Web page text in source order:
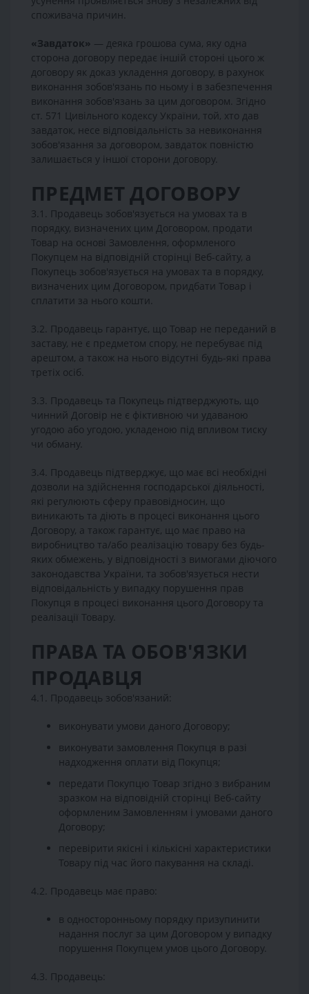
споживача причин.
«Завдаток» — деяка грошова сума, яку одна
сторона договору передає іншій стороні цього ж
договору як доказ укладення договору, в рахунок
виконання зобов'язань по ньому і в забезпечення
виконання зобов'язань за цим договором. Згідно
ст. 571 Цивільного кодексу України, той, хто дав
завдаток, несе відповідальність за невиконання
зобов'язання за договором, завдаток повністю
залишається у іншої сторони договору.
ПРЕДМЕТ ДОГОВОРУ
3.1. Продавець зобов'язується на умовах та в
порядку, визначених цим Договором, продати
Товар на основі Замовлення, оформленого
Покупцем на відповідній сторінці Веб-сайту, а
Покупець зобов'язується на умовах та в порядку,
визначених цим Договором, придбати Товар і
сплатити за нього кошти.
3.2. Продавець гарантує, що Товар не переданий в
заставу, не є предметом спору, не перебуває під
арештом, а також на нього відсутні будь-які права
третіх осіб.
3.3. Продавець та Покупець підтверджують, що
чинний Договір не є фіктивною чи удаваною
угодою або угодою, укладеною під впливом тиску
чи обману.
3.4. Продавець підтверджує, що має всі необхідні
дозволи на здійснення господарської діяльності,
які регулюють сферу правовідносин, що
виникають та діють в процесі виконання цього
Договору, а також гарантує, що має право на
виробництво та/або реалізацію товару без будь-
яких обмежень, у відповідності з вимогами діючого
законодавства України, та зобов'язується нести
відповідальність у випадку порушення прав
Покупця в процесі виконання цього Договору та
реалізації Товару.
ПРАВА ТА ОБОВ'ЯЗКИ
ПРОДАВЦЯ
4.1. Продавець зобов'язаний:
виконувати умови даного Договору;
виконувати замовлення Покупця в разі
надходження оплати від Покупця;
передати Покупцю Товар згідно з вибраним
зразком на відповідній сторінці Веб-сайту
оформленим Замовленням і умовами даного
Договору;
перевірити якісні і кількісні характеристики
Товару під час його пакування на складі.
4.2. Продавець має право:
в односторонньому порядку призупинити
надання послуг за цим Договором у випадку
порушення Покупцем умов цього Договору.
4.3. Продавець: